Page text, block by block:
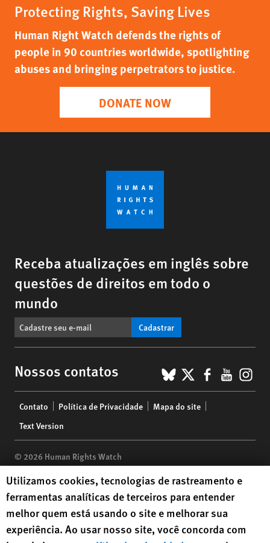
Protecting Rights, Saving Lives
Human Right Watch defends the rights of
people in 90 countries worldwide, spotlighting
abuses and bringing perpetrators to justice.
DONATE NOW
Receba atualizações em inglês sobre
questões de direitos em todo o
mundo
Cadastrar
Nossos contatos BlueSky
X
menu
Contato Política de Privacidade
Mapa do site
Text Version
© 2026 Human Rights Watch
Human Rights Watch| 350 Fifth Avenue, 34th Floor | New York,
10118-3299USA|t1.212.290.4700
Human Rights Watch is a 501(C)(3) nonprofit registered in the US
under EIN: 13-2875808
Human Rights Watch cookie preferences
Utilizamos cookies, tecnologias de rastreamento e
ferramentas analíticas de terceiros para entender
melhor quem está usando o site e melhorar sua
experiência. Ao usar nosso site, você concorda com